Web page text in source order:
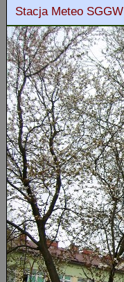
Stacja Meteo SGGW